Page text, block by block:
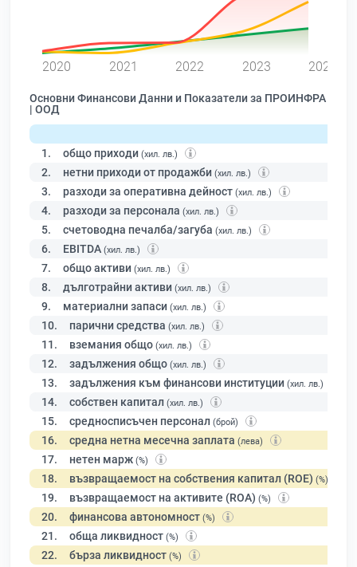
2020 2021 2022 2023 2024
Основни Финансови Данни и Показатели за ПРОИНФРА
| ООД
1. общо приходи (хил. лв.)
2. нетни приходи от продажби (хил. лв.)
3. разходи за оперативна дейност (хил. лв.)
4. разходи за персонала (хил. лв.)
5. счетоводна печалба/загуба (хил. лв.)
6. EBITDA (хил. лв.)
7. общо активи (хил. лв.)
8. дълготрайни активи (хил. лв.)
9. материални запаси (хил. лв.)
10. парични средства (хил. лв.)
11. вземания общо (хил. лв.)
12. задължения общо (хил. лв.)
13. задължения към финансови институции (хил. лв.)
14. собствен капитал (хил. лв.)
15. средносписъчен персонал (брой)
16. средна нетна месечна заплата (лева)
17. нетен марж (%)
18. възвращаемост на собствения капитал (ROE) (%)
19. възвращаемост на активите (ROA) (%)
20. финансова автономност (%)
21. обща ликвидност (%)
22. бърза ликвидност (%)